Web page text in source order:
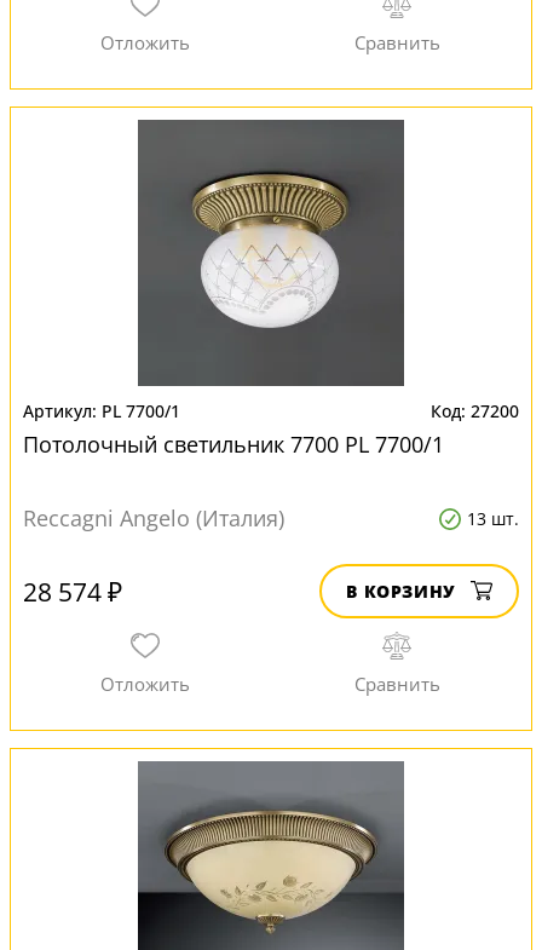
PL 7700/1 27200
Потолочный светильник 7700 PL 7700/1
Reccagni Angelo (Италия) 13 шт.
28 574 ₽ В КОРЗИНУ